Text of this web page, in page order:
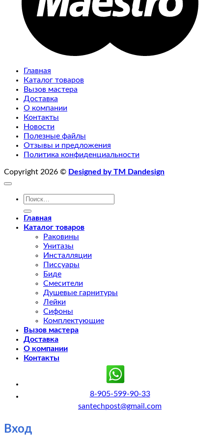
Главная
Каталог товаров
Вызов мастера
Доставка
О компании
Контакты
Новости
Полезные файлы
Отзывы и предложения
Политика конфиденциальности
Copyright 2026 © Designed by TM Dandesign
Искать:
Главная
Каталог товаров
Раковины
Унитазы
Инсталляции
Писсуары
Биде
Смесители
Душевые гарнитуры
Лейки
Сифоны
Комплектующие
Вызов мастера
Доставка
О компании
Контакты
8-905-599-90-33
santechpost@gmail.com
Вход